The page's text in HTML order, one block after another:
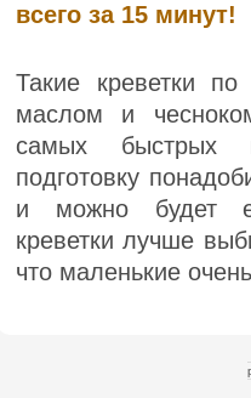
всего за 15 минут!
Такие креветки
маслом и
самых быстрых
подготовку
и можно будет
креветки лучше
что маленькие